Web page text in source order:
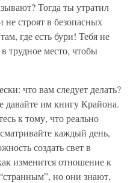
Тогда ты утратил
строят в безопасных
где есть бури! Тебя не
трудное место, чтобы
что вам следует делать?
им книгу Крайона.
к тому, что реально
каждый день,
создать свет в
изменится отношение к
но они знают,